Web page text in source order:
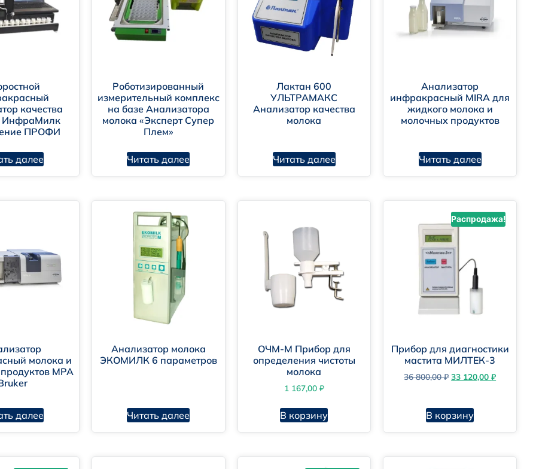
600 УЛЬТРАМАКС
качества
ИнфраМилк
ПРОФИ
далее
Роботизированный
измерительный комплекс
на базе Анализатора
молока «Эксперт Супер
Плем»
Читать далее
Лактан 600
УЛЬТРАМАКС
Анализатор качества
молока
Читать далее
Анализатор
инфракрасный MIRA для
жидкого молока и
молочных продуктов
Читать далее
молока и
MPA
далее
Анализатор молока
ЭКОМИЛК 6 параметров
Читать далее
ОЧМ-М Прибор для
определения чистоты
молока
1 167,00 ₽
В корзину
Распродажа!
Прибор для диагностики
мастита МИЛТЕК-3
36 800,00₽ 33 120,00₽
В корзину